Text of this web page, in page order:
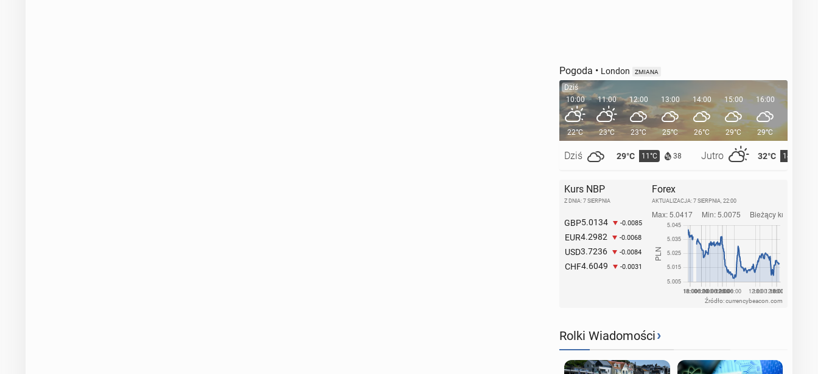
Pogoda • London ZMIANA
Dziś
10:00
22°C
Dziś 29°C 11°C 38 Jutro 32°C 14°C
11:00
23°C
12:00
23°C
13:00
25°C
14:00
26°C
15:00
29°C
16:00
29°C
17:00
Kurs NBP
Z DNIA: 7 SIERPNIA
GBP5.0134 -0.0085
EUR4.2982 -0.0068
USD3.7236 -0.0084
CHF4.6049 -0.0031
Forex
AKTUALIZACJA: 7 SIERPNIA, 22:00
Źródło: currencybeacon.com
Rolki Wiadomości›